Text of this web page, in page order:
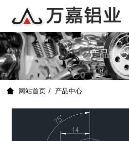
产品中心
网站首页 产品中心